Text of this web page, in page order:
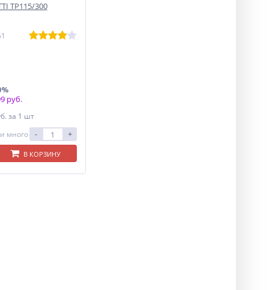
TP115/300
руб.
за 1 шт
много
- +
В КОРЗИНУ